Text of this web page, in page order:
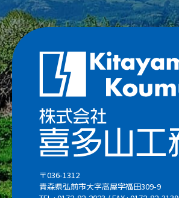
〒036-1312
青森県弘前市大字高屋字福田309-9